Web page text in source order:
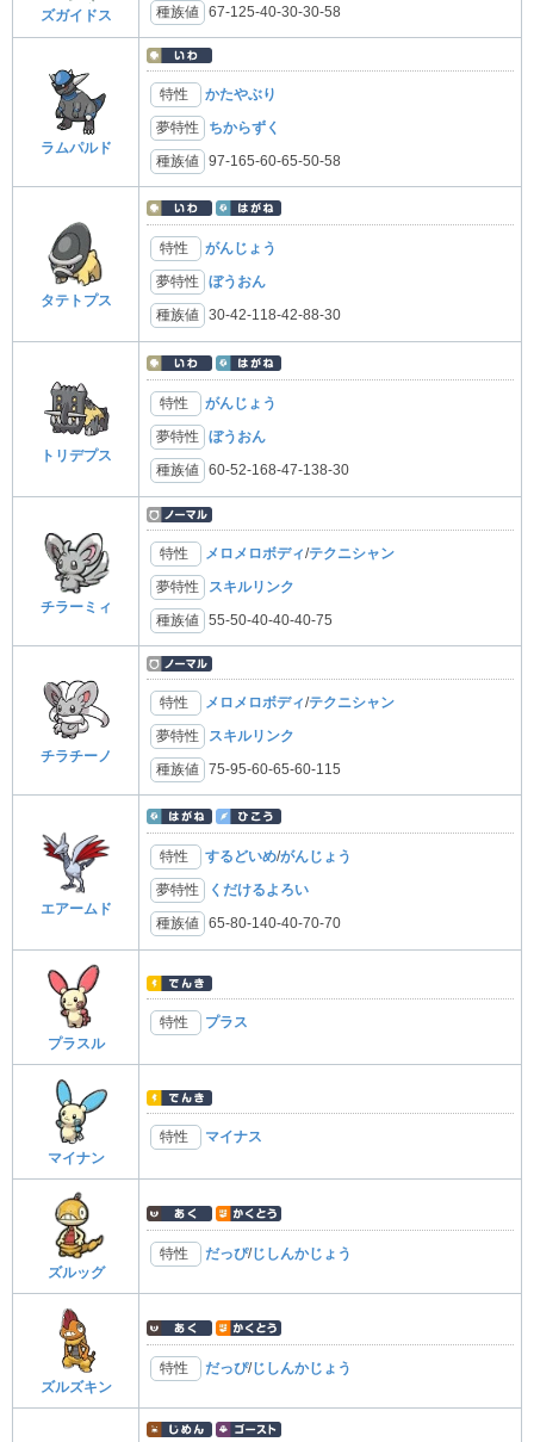
ズガイドス 種族値 67-125-40-30-30-58
ラムパルド
特性 かたやぶり
夢特性 ちからずく
種族値 97-165-60-65-50-58
タテトプス
特性 がんじょう
夢特性 ぼうおん
種族値 30-42-118-42-88-30
トリデプス
特性 がんじょう
夢特性 ぼうおん
種族値 60-52-168-47-138-30
チラーミィ
特性 メロメロボディ/テクニシャン
夢特性 スキルリンク
種族値 55-50-40-40-40-75
チラチーノ
特性 メロメロボディ/テクニシャン
夢特性 スキルリンク
種族値 75-95-60-65-60-115
エアームド
特性 するどいめ/がんじょう
夢特性 くだけるよろい
種族値 65-80-140-40-70-70
プラスル
特性 プラス
マイナン
特性 マイナス
ズルッグ
特性 だっぴ/じしんかじょう
ズルズキン
特性 だっぴ/じしんかじょう